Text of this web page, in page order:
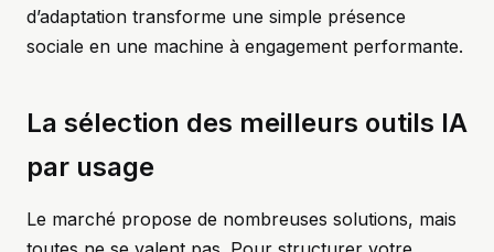
d’adaptation transforme une simple présence
sociale en une machine à engagement performante.
La sélection des meilleurs outils IA
par usage
Le marché propose de nombreuses solutions, mais